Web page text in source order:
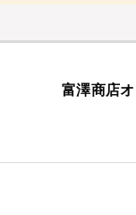
富澤商店